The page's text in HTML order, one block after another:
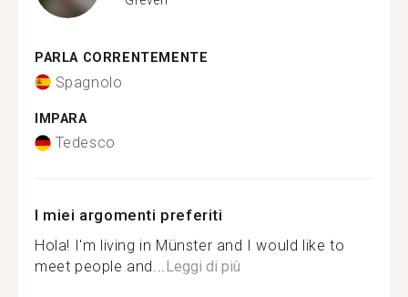
PARLA CORRENTEMENTE
Spagnolo
IMPARA
Tedesco
I miei argomenti preferiti
Hola! I'm living in Münster and I would like to
meet people and...Leggi di più